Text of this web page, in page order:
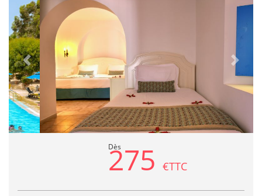
Previous Next
Dès
275€TTC